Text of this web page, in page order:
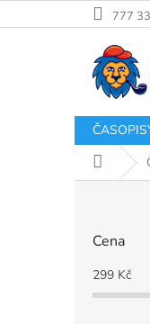
na
777
Domů
Cena
299 Kč